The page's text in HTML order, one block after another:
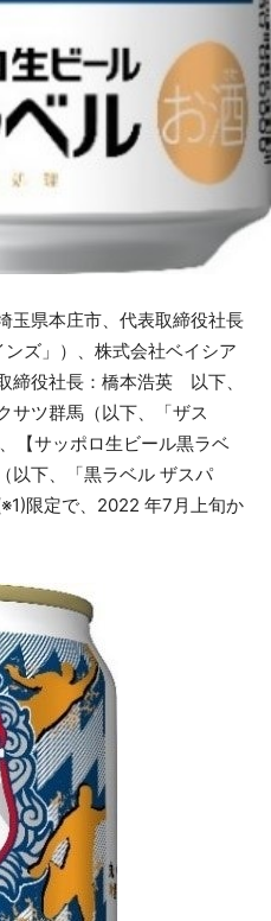
玉県本庄市、代表取締役社長
ズ」）、株式会社ベイシア
締役社長：橋本浩英 以下、
サツ群馬（以下、「ザス
【サッポロ生ビール黒ラベ
下、「黒ラベル ザスパ
限定で、2022 年7月上旬か